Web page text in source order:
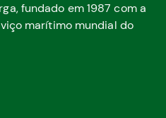
fundado em 1987 com a
marítimo mundial do